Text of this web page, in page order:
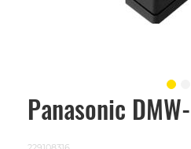
Panasonic
Skip